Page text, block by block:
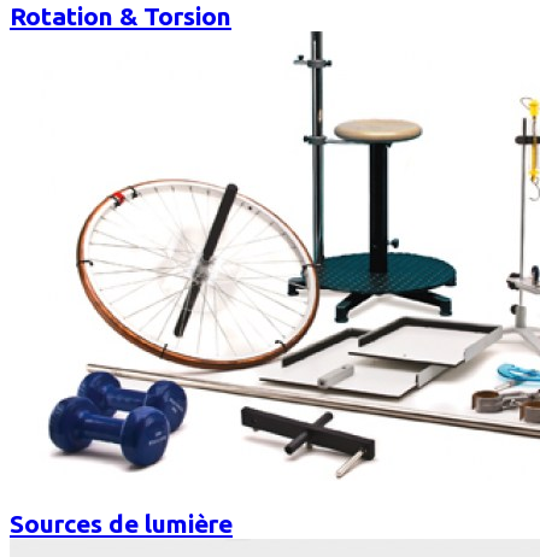
Rotation & Torsion
Sources de lumière